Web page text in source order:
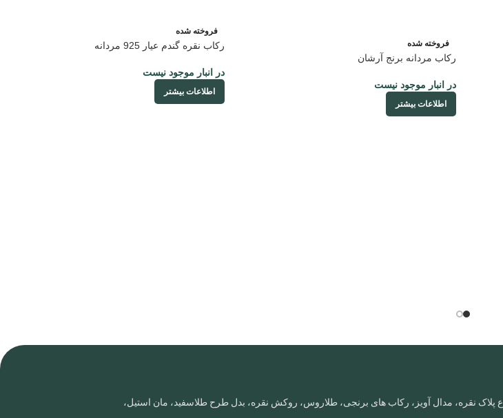
فروخته شده
رکاب مردانه برنج آرشان
در انبار موجود نیست
اطلاعات بیشتر
فروخته شده
رکاب نقره گندم عیار 925 مردانه
در انبار موجود نیست
اطلاعات بیشتر
پلاک نقره، مدال آویز، رکاب های برنجی، طلاروس، روکش نقره، بدل طرح طلاسفید، مان استیل،